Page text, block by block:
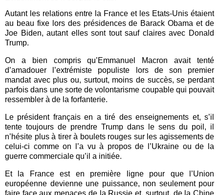
Autant les relations entre la France et les Etats-Unis étaient
au beau fixe lors des présidences de Barack Obama et de
Joe Biden, autant elles sont tout sauf claires avec Donald
Trump.
On a bien compris qu’Emmanuel Macron avait tenté
d’amadouer l’extrémiste populiste lors de son premier
mandat avec plus ou, surtout, moins de succès, se perdant
parfois dans une sorte de volontarisme coupable qui pouvait
ressembler à de la forfanterie.
Le président français en a tiré des enseignements et, s’il
tente toujours de prendre Trump dans le sens du poil, il
n’hésite plus à tirer à boulets rouges sur les agissements de
celui-ci comme on l’a vu à propos de l’Ukraine ou de la
guerre commerciale qu’il a initiée.
Et la France est en première ligne pour que l’Union
européenne devienne une puissance, non seulement pour
faire face aux menaces de la Russie et, surtout, de la Chine